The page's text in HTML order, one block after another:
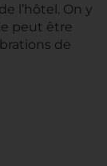
l’hôtel. On y
peut être
de